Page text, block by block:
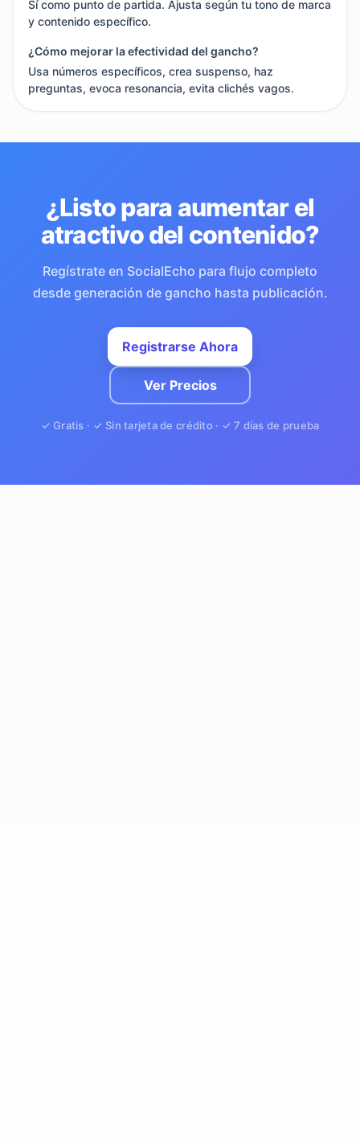
Sí como punto de partida. Ajusta según tu tono de marca
y contenido específico.
¿Cómo mejorar la efectividad del gancho?
Usa números específicos, crea suspenso, haz
preguntas, evoca resonancia, evita clichés vagos.
¿Listo para aumentar el
atractivo del contenido?
Regístrate en SocialEcho para flujo completo
desde generación de gancho hasta publicación.
Registrarse Ahora
Ver Precios
✓ Gratis · ✓ Sin tarjeta de crédito · ✓ 7 días de prueba